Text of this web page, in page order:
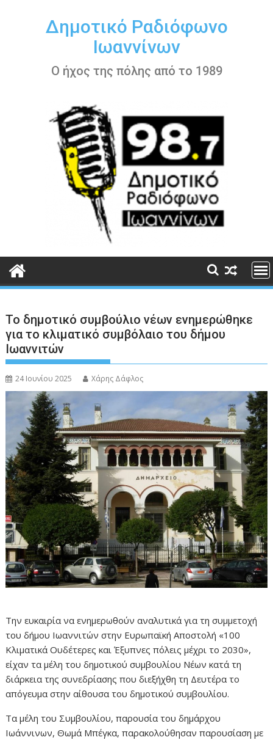
περιεχόμενοΔημοτικό Ραδιόφωνο
Ιωαννίνων
Ο ήχος της πόλης από το 1989
Το δημοτικό συμβούλιο νέων ενημερώθηκε
για το κλιματικό συμβόλαιο του δήμου
Ιωαννιτών
24 Ιουνίου 2025 Χάρης Δάφλος
Την ευκαιρία να ενημερωθούν αναλυτικά για τη συμμετοχή
του δήμου Ιωαννιτών στην Ευρωπαϊκή Αποστολή «100
Κλιματικά Ουδέτερες και Έξυπνες πόλεις μέχρι το 2030»,
είχαν τα μέλη του δημοτικού συμβουλίου Νέων κατά τη
διάρκεια της συνεδρίασης που διεξήχθη τη Δευτέρα το
απόγευμα στην αίθουσα του δημοτικού συμβουλίου.
Τα μέλη του Συμβουλίου, παρουσία του δημάρχου
Ιωάννινων, Θωμά Μπέγκα, παρακολούθησαν παρουσίαση με